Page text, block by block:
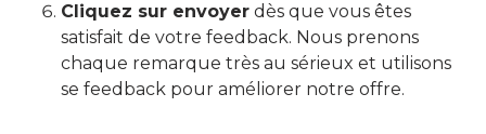
Cliquez sur envoyer dès que vous êtes
satisfait de votre feedback. Nous prenons
chaque remarque très au sérieux et utilisons
se feedback pour améliorer notre offre.